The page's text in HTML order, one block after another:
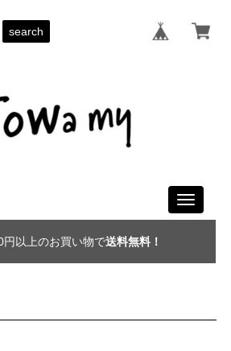
search
Toggle
円以上のお買い物で送料無料！